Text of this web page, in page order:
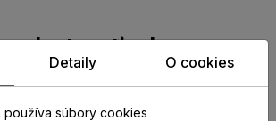
vlastnostiach
Detaily O cookies
používa súbory cookies